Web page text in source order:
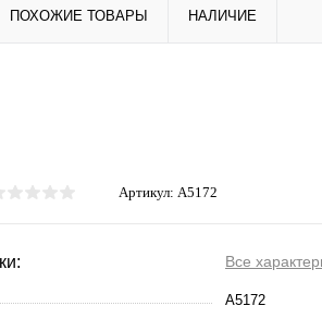
ПОХОЖИЕ ТОВАРЫ НАЛИЧИЕ
Артикул: A5172
Все
A5172